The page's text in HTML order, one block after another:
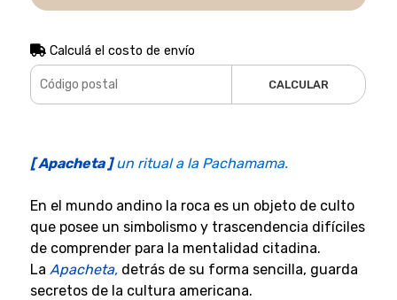
Calculá el costo de envío
CALCULAR
[ Apacheta ] un ritual a la Pachamama.
En el mundo andino la roca es un objeto de culto
que posee un simbolismo y trascendencia difíciles
de comprender para la mentalidad citadina.
La Apacheta, detrás de su forma sencilla, guarda
secretos de la cultura americana.